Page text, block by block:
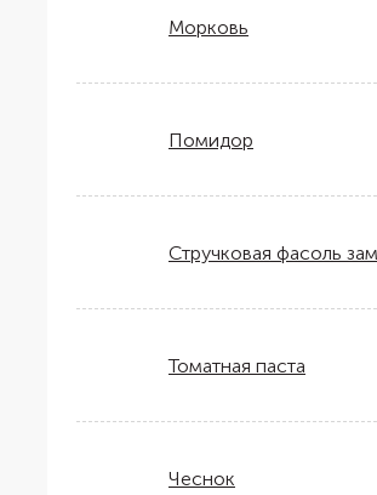
Морковь
Помидор
Стручковая фасоль
Томатная паста
Чеснок